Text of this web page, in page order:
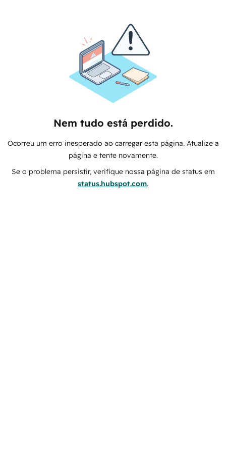
Nem tudo está perdido.
Ocorreu um erro inesperado ao carregar esta página. Atualize a
página e tente novamente.
Se o problema persistir, verifique nossa página de status em
status.hubspot.com.